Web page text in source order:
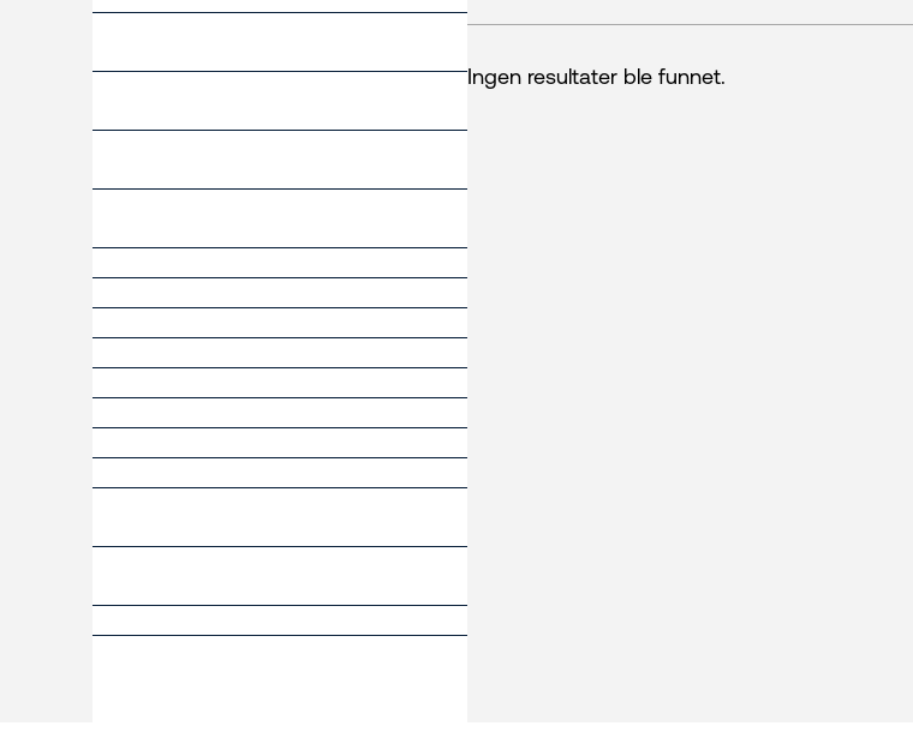
Ingen resultater ble funnet.